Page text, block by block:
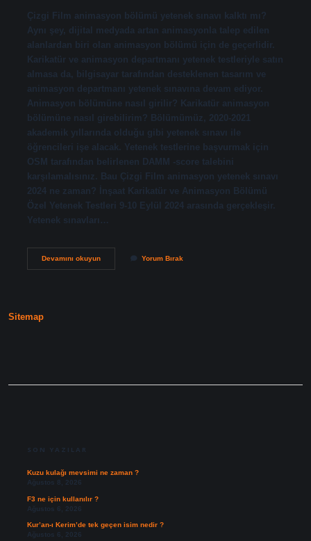
Çizgi Film animasyon bölümü yetenek sınavı kalktı mı?
Aynı şey, dijital medyada artan animasyonla talep edilen
alanlardan biri olan animasyon bölümü için de geçerlidir.
Karikatür ve animasyon departmanı yetenek testleriyle satın
almasa da, bilgisayar tarafından desteklenen tasarım ve
animasyon departmanı yetenek sınavına devam ediyor.
Animasyon bölümüne nasıl girilir? Karikatür animasyon
bölümüne nasıl girebilirim? Bölümümüz, 2020-2021
akademik yıllarında olduğu gibi yetenek sınavı ile
öğrencileri işe alacak. Yetenek testlerine başvurmak için
OSM tarafından belirlenen DAMM -score talebini
karşılamalısınız. Bau Çizgi Film animasyon yetenek sınavı
2024 ne zaman? İnşaat Karikatür ve Animasyon Bölümü
Özel Yetenek Testleri 9-10 Eylül 2024 arasında gerçekleşir.
Yetenek sınavları…
Devamını okuyunAnimasyon
Yorum Bırak
Sitemap
SON YAZILAR
Kuzu kulağı mevsimi ne zaman ?
Ağustos 8, 2026
F3 ne için kullanılır ?
Ağustos 6, 2026
Kur’an-ı Kerim’de tek geçen isim nedir ?
Ağustos 6, 2026